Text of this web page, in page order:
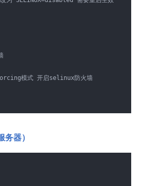
模式 开启selinux防火墙
器）